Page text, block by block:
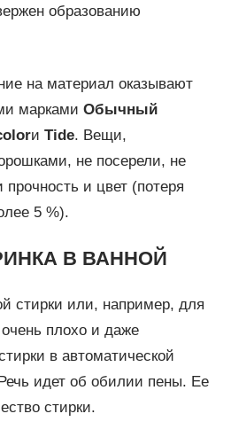
образованию
на материал оказывают
марками Обычный
и Tide. Вещи,
не посерели, не
и цвет (потеря
5 %).
В ВАННОЙ
стирки или, например, для
плохо и даже
в автоматической
идет об обилии пены. Ее
стирки.